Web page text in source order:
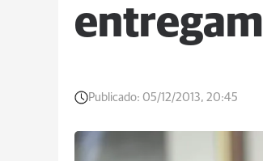
entregam
Publicado: 05/12/2013, 20:45